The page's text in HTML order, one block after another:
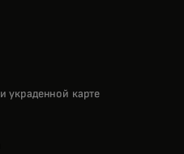
украденной карте